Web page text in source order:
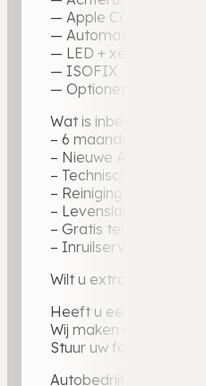
— Apple CarPlay ·
— Automatische
— LED + xenon
— ISOFIX
— Optioneel:
Wat is inbegrepen bij
– 6 maanden garantie
– Nieuwe APK-
– Technische
– Reiniging binnen en
– Levenslange
– Gratis tenaamstelling
– Inruilservice bij
Wilt u extra
Heeft u een auto in te
Wij maken graag een
Stuur uw foto’s via
Autobedrijf Weldam —